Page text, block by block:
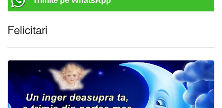
Felicitari